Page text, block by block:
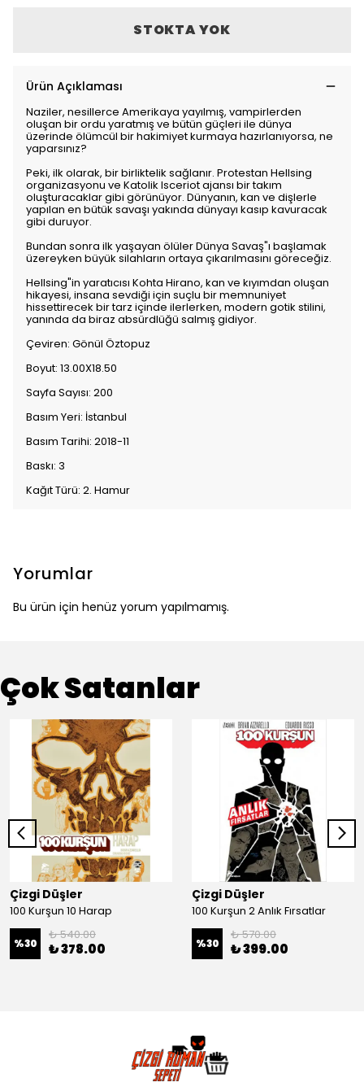
STOKTA YOK
Ürün Açıklaması
Naziler, nesillerce Amerikaya yayılmış, vampirlerden
oluşan bir ordu yaratmış ve bütün güçleri ile dünya
üzerinde ölümcül bir hakimiyet kurmaya hazırlanıyorsa, ne
yaparsınız?
Peki, ilk olarak, bir birliktelik sağlanır. Protestan Hellsing
organizasyonu ve Katolik Isceriot ajansı bir takım
oluşturacaklar gibi görünüyor. Dünyanın, kan ve dişlerle
yapılan en bütük savaşı yakında dünyayı kasıp kavuracak
gibi duruyor.
Bundan sonra ilk yaşayan ölüler Dünya Savaş"ı başlamak
üzereyken büyük silahların ortaya çıkarılmasını göreceğiz.
Hellsing"in yaratıcısı Kohta Hirano, kan ve kıyımdan oluşan
hikayesi, insana sevdiği için suçlu bir memnuniyet
hissettirecek bir tarz içinde ilerlerken, modern gotik stilini,
yanında da biraz absürdlüğü salmış gidiyor.
Çeviren: Gönül Öztopuz
Boyut: 13.00X18.50
Sayfa Sayısı: 200
Basım Yeri: İstanbul
Basım Tarihi: 2018-11
Baskı: 3
Kağıt Türü: 2. Hamur
Yorumlar
Bu ürün için henüz yorum yapılmamış.
Çok Satanlar
Çizgi Düşler
100 Kurşun 10 Harap
%30
₺ 540.00
₺ 378.00
Çizgi Düşler
100 Kurşun 2 Anlık Fırsatlar
%30
₺ 570.00
₺ 399.00